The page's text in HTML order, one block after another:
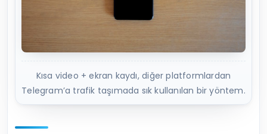
Kısa video + ekran kaydı, diğer platformlardan
Telegram’a trafik taşımada sık kullanılan bir yöntem.